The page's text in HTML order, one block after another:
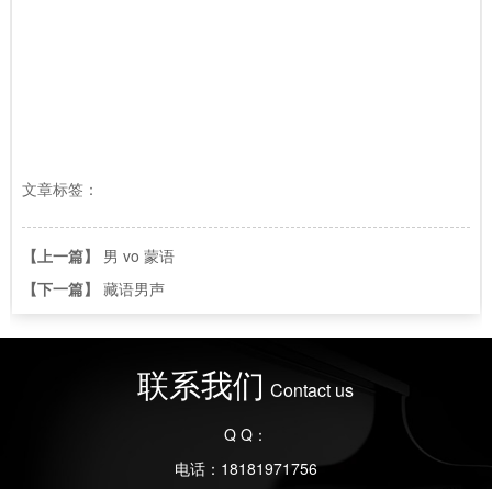
文章标签：
【上一篇】
男 vo 蒙语
【下一篇】 藏语男声
联系我们 Contact us
Q Q：
电话：18181971756